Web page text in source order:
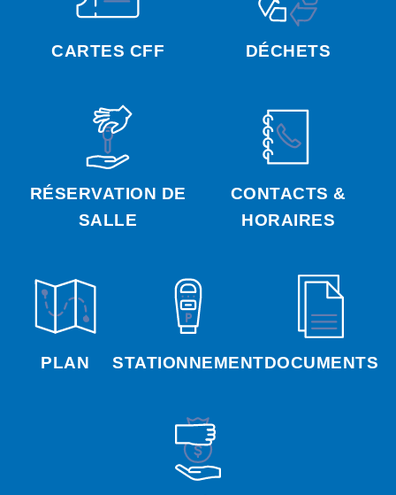
CARTES CFF DÉCHETS
RÉSERVATION DE
SALLE
CONTACTS &
HORAIRES
PLAN STATIONNEMENTDOCUMENTS